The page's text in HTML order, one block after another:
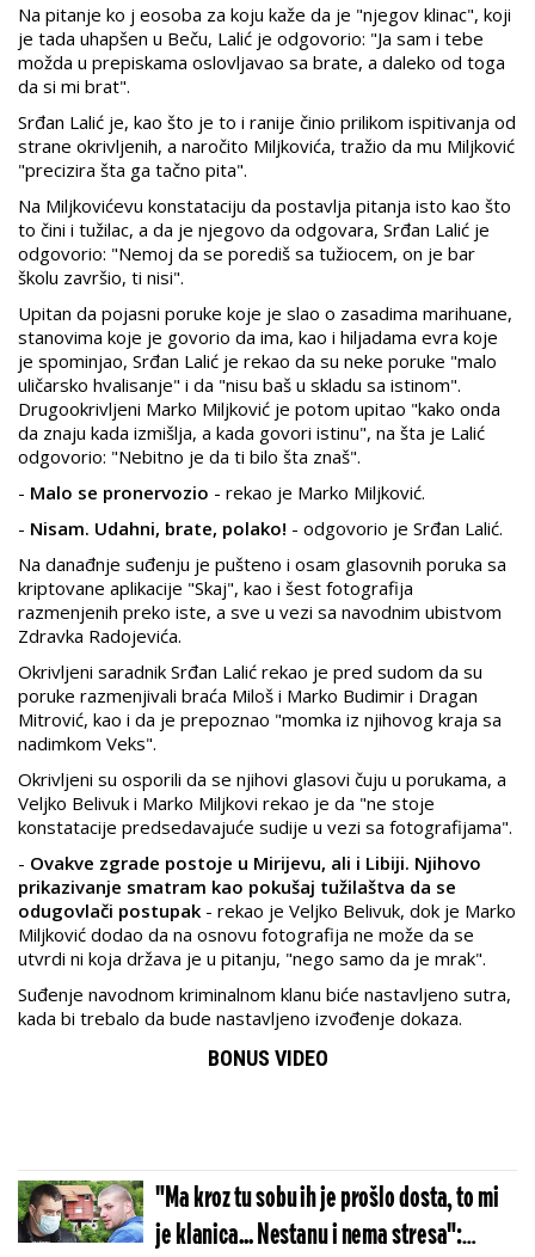
Na pitanje ko j eosoba za koju kaže da je "njegov klinac", koji
je tada uhapšen u Beču, Lalić je odgovorio: "Ja sam i tebe
možda u prepiskama oslovljavao sa brate, a daleko od toga
da si mi brat".
Srđan Lalić je, kao što je to i ranije činio prilikom ispitivanja od
strane okrivljenih, a naročito Miljkovića, tražio da mu Miljković
"precizira šta ga tačno pita".
Na Miljkovićevu konstataciju da postavlja pitanja isto kao što
to čini i tužilac, a da je njegovo da odgovara, Srđan Lalić je
odgovorio: "Nemoj da se porediš sa tužiocem, on je bar
školu završio, ti nisi".
Upitan da pojasni poruke koje je slao o zasadima marihuane,
stanovima koje je govorio da ima, kao i hiljadama evra koje
je spominjao, Srđan Lalić je rekao da su neke poruke "malo
uličarsko hvalisanje" i da "nisu baš u skladu sa istinom".
Drugookrivljeni Marko Miljković je potom upitao "kako onda
da znaju kada izmišlja, a kada govori istinu", na šta je Lalić
odgovorio: "Nebitno je da ti bilo šta znaš".
- Malo se pronervozio - rekao je Marko Miljković.
- Nisam. Udahni, brate, polako! - odgovorio je Srđan Lalić.
Na danađnje suđenju je pušteno i osam glasovnih poruka sa
kriptovane aplikacije "Skaj", kao i šest fotografija
razmenjenih preko iste, a sve u vezi sa navodnim ubistvom
Zdravka Radojevića.
Okrivljeni saradnik Srđan Lalić rekao je pred sudom da su
poruke razmenjivali braća Miloš i Marko Budimir i Dragan
Mitrović, kao i da je prepoznao "momka iz njihovog kraja sa
nadimkom Veks".
Okrivljeni su osporili da se njihovi glasovi čuju u porukama, a
Veljko Belivuk i Marko Miljkovi rekao je da "ne stoje
konstatacije predsedavajuće sudije u vezi sa fotografijama".
- Ovakve zgrade postoje u Mirijevu, ali i Libiji. Njihovo
prikazivanje smatram kao pokušaj tužilaštva da se
odugovlači postupak - rekao je Veljko Belivuk, dok je Marko
Miljković dodao da na osnovu fotografija ne može da se
utvrdi ni koja država je u pitanju, "nego samo da je mrak".
Suđenje navodnom kriminalnom klanu biće nastavljeno sutra,
kada bi trebalo da bude nastavljeno izvođenje dokaza.
BONUS VIDEO
"Ma kroz tu sobu ih je prošlo dosta, to mi
je klanica... Nestanu i nema stresa":